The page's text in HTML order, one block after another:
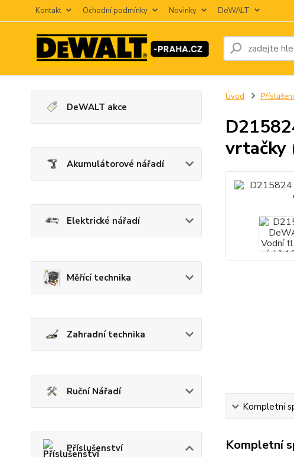
Kontakt Ochodní podmínky Novinky DeWALT
DeWALT akce
Akumulátorové nářadí
Elektrické nářadí
Měřící technika
Zahradní technika
Ruční Nářadí
Příslušenství
Úvod
vrtačky
Kompletní
Kompletní